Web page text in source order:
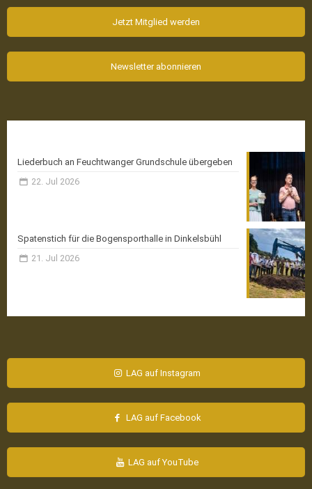
Jetzt Mitglied werden
Newsletter abonnieren
Liederbuch an Feuchtwanger Grundschule übergeben
22. Jul 2026
Spatenstich für die Bogensporthalle in Dinkelsbühl
21. Jul 2026
LAG auf Instagram
LAG auf Facebook
LAG auf YouTube